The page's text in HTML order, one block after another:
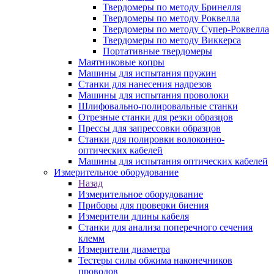
Твердомеры по методу Бринелля
Твердомеры по методу Роквелла
Твердомеры по методу Супер-Роквелла
Твердомеры по методу Виккерса
Портативные твердомеры
Маятниковые копры
Машины для испытания пружин
Станки для нанесения надрезов
Машины для испытания проволоки
Шлифовально-полировальные станки
Отрезные станки для резки образцов
Прессы для запрессовки образцов
Станки для полировки волоконно-
оптических кабелей
Машины для испытания оптических кабелей
Измерительное оборудование
Назад
Измерительное оборудование
Приборы для проверки биения
Измерители длины кабеля
Станки для анализа поперечного сечения
клемм
Измерители диаметра
Тестеры силы обжима наконечников
проводов